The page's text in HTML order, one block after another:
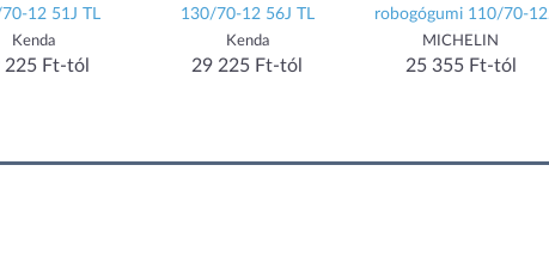
12 51J TL
Kenda
225 Ft-tól
130/70-12 56J TL
Kenda
29 225 Ft-tól
robogógumi 110/70-12
47L TL
MICHELIN
25 355 Ft-tól